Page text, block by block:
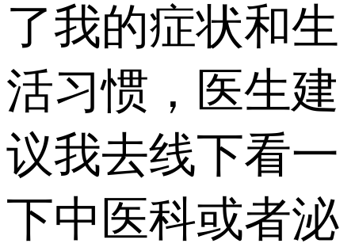
了我的症状和生
活习惯，医生建
议我去线下看一
下中医科或者泌